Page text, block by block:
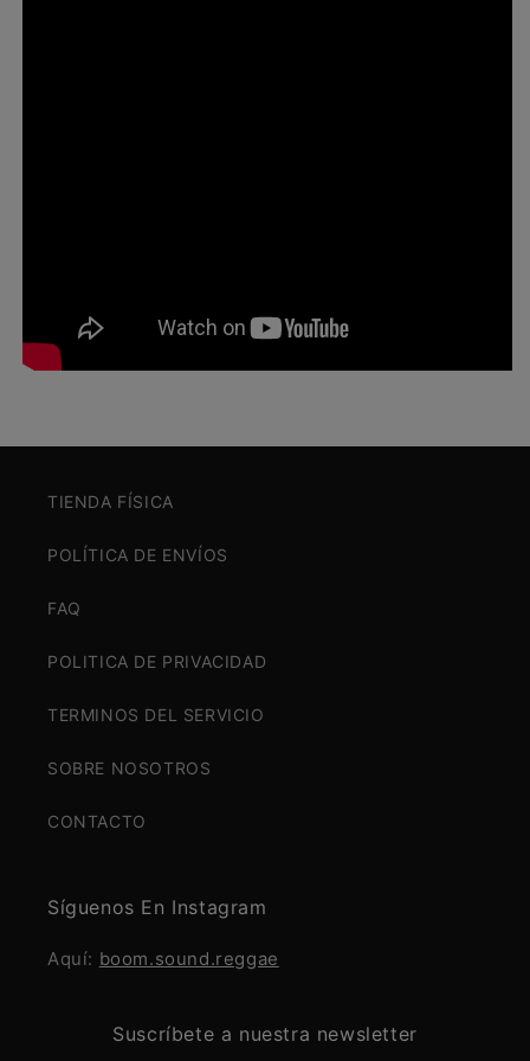
TIENDA FÍSICA
POLÍTICA DE ENVÍOS
FAQ
POLITICA DE PRIVACIDAD
TERMINOS DEL SERVICIO
SOBRE NOSOTROS
CONTACTO
Síguenos En Instagram
Aquí: boom.sound.reggae
Suscríbete a nuestra newsletter